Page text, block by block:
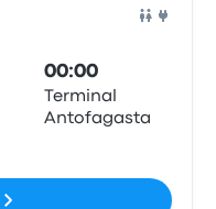
00:00
Terminal
Antofagasta